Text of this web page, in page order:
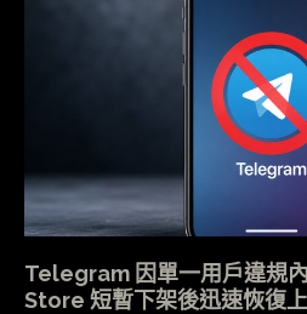
Telegram 因單一用戶違規
Store 短暫下架後迅速恢復